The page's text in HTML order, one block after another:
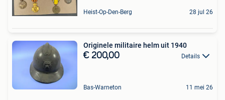
Heist-Op-Den-Berg 28 jul 26
Originele militaire helm uit 1940
€ 200,00 Details
Bas-Warneton 11 mei 26